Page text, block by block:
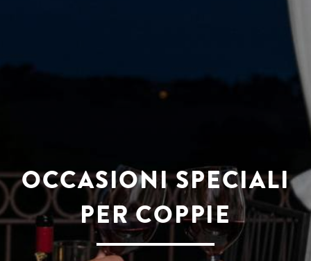
OCCASIONI SPECIALI
PER COPPIE